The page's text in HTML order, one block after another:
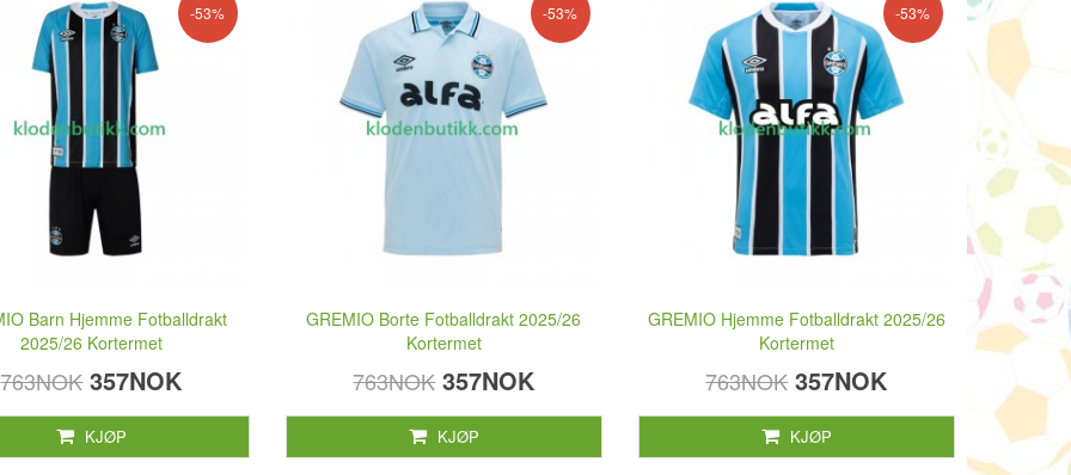
-53%
Barn Hjemme Fotballdrakt
2025/26 Kortermet
763NOK 357NOK
KJØP
-53%
GREMIO Borte Fotballdrakt 2025/26
Kortermet
763NOK 357NOK
KJØP
-53%
GREMIO Hjemme Fotballdrakt 2025/26
Kortermet
763NOK 357NOK
KJØP